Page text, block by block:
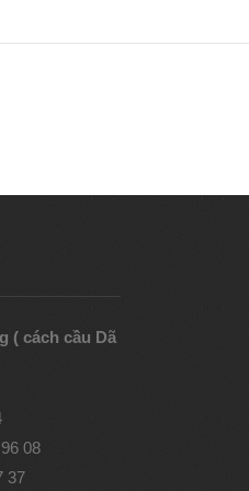
( cách cầu Dã
08
37